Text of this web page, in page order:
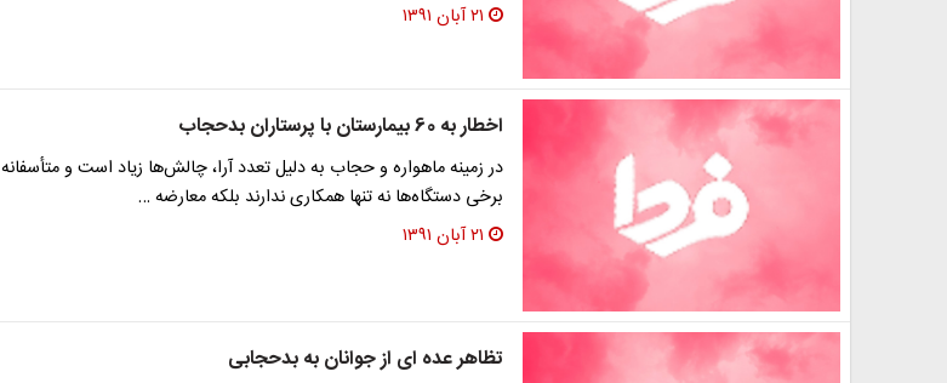
۲۱ آبان ۱۳۹۱
اخطار به 60 بیمارستان با پرستاران بدحجاب
در زمینه ماهواره و حجاب به دلیل تعدد آرا، چالش‌ها زیاد است و متأسفانه
برخی دستگاه‌ها نه تنها همکاری ندارند بلکه معارضه …
۲۱ آبان ۱۳۹۱
تظاهر عده ای از جوانان به بدحجابی